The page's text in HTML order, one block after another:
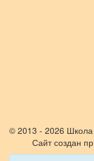
© 2013 - 2026
Сайт создан